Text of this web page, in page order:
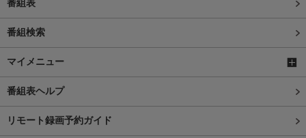
番組表
番組検索
マイメニュー
番組表ヘルプ
リモート録画予約ガイド